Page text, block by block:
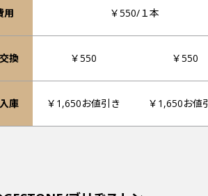
用 ￥550/１本
換 ￥550 ￥550
庫 ￥1,650お値引き ￥1,650お値